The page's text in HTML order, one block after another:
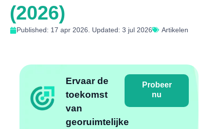
(2026)
Published: 17 apr 2026. Updated: 3 jul 2026 Artikelen
Ervaar de
toekomst
van
georuimtelijke
Probeer
nu